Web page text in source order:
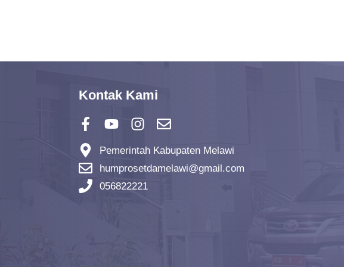
Kontak Kami
Pemerintah Kabupaten Melawi
humprosetdamelawi@gmail.com
056822221